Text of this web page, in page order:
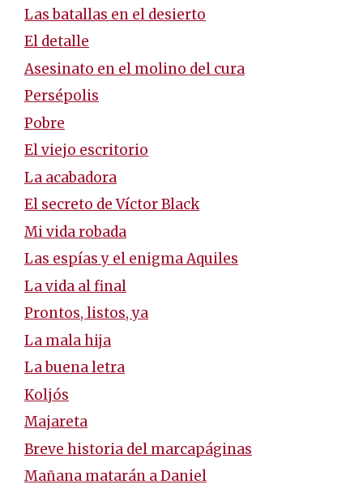
Las batallas en el desierto
El detalle
Asesinato en el molino del cura
Persépolis
Pobre
El viejo escritorio
La acabadora
El secreto de Víctor Black
Mi vida robada
Las espías y el enigma Aquiles
La vida al final
Prontos, listos, ya
La mala hija
La buena letra
Koljós
Majareta
Breve historia del marcapáginas
Mañana matarán a Daniel